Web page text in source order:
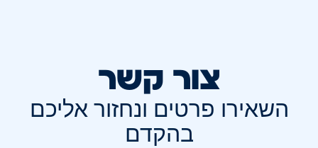
צור קשר
השאירו פרטים ונחזור אליכם
בהקדם